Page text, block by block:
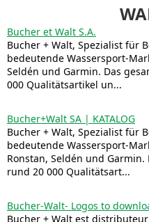
Bucher et Walt S.A.
Bucher + Walt, Spezialist für
bedeutende Wassersport-
Seldén und Garmin. Das
000 Qualitätsartikel un...
Bucher+Walt SA | KATALOG
Bucher + Walt, Spezialist für
bedeutende Wassersport-
Ronstan, Seldén und
rund 20 000 Qualitätsart...
Bucher-Walt- Logos to
Bucher + Walt est